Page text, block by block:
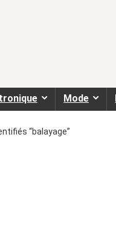
Mode
“balayage”